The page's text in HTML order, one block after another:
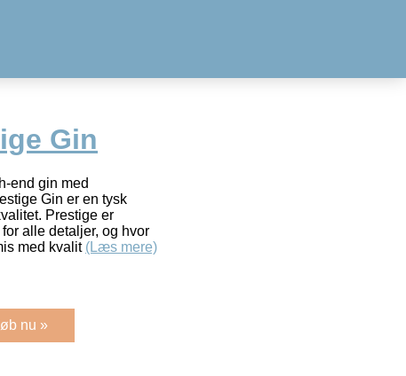
Gin
end gin med
Gin er en tysk
Prestige er
alle detaljer, og hvor
med kvalit (Læs mere)
nu »